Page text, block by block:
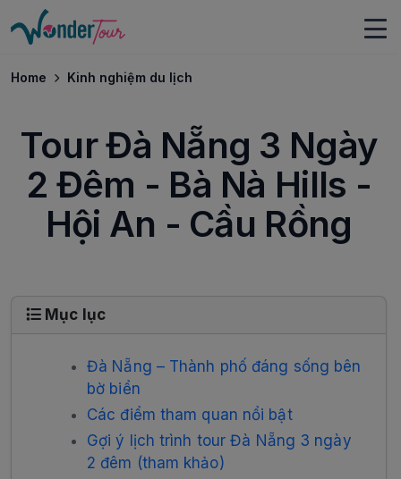
Home Kinh nghiệm du lịch
Tour Đà Nẵng 3 Ngày
2 Đêm - Bà Nà Hills -
Hội An - Cầu Rồng
Mục lục
Đà Nẵng – Thành phố đáng sống bên
bờ biển
Các điểm tham quan nổi bật
Gợi ý lịch trình tour Đà Nẵng 3 ngày
2 đêm (tham khảo)